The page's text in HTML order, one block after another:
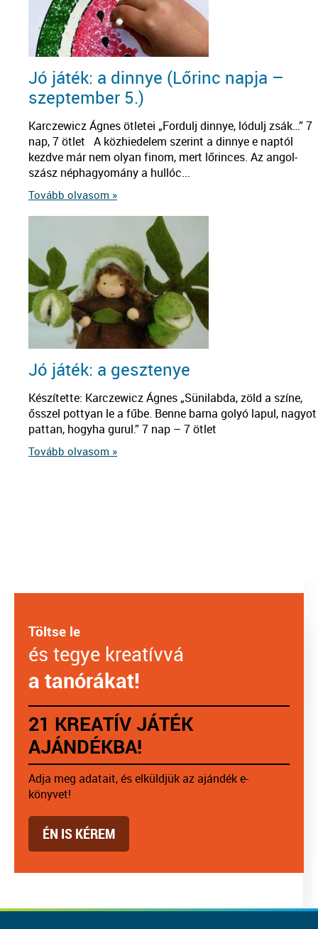
Jó játék: a dinnye (Lőrinc napja –
szeptember 5.)
Karczewicz Ágnes ötletei „Fordulj dinnye, lódulj zsák…” 7
nap, 7 ötlet A közhiedelem szerint a dinnye e naptól
kezdve már nem olyan finom, mert lőrinces. Az angol-
szász néphagyomány a hullóc...
Tovább olvasom »
Jó játék: a gesztenye
Készítette: Karczewicz Ágnes „Sünilabda, zöld a színe,
ősszel pottyan le a fűbe. Benne barna golyó lapul, nagyot
pattan, hogyha gurul.” 7 nap – 7 ötlet
Tovább olvasom »
Töltse le
és tegye kreatívvá
a tanórákat!
21 KREATÍV JÁTÉK
AJÁNDÉKBA!
Adja meg adatait, és elküldjük az ajándék e-
könyvet!
ÉN IS KÉREM